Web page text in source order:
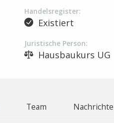
Handelsregister:
Existiert
Juristische Person:
Hausbaukurs UG
Team